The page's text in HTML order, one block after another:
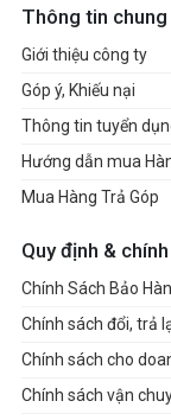
Thông tin chung
Giới thiệu công ty
Góp ý, Khiếu nại
Thông tin tuyển
Hướng dẫn mua
Mua Hàng Trả Góp
Quy định &
Chính Sách Bảo
Chính sách đổi, trả
Chính sách cho
Chính sách vận